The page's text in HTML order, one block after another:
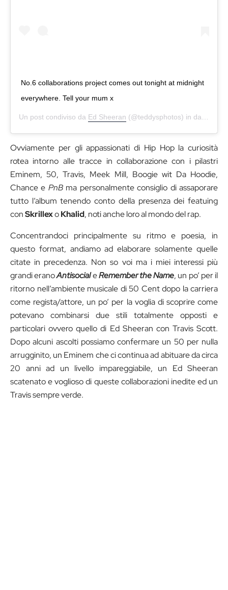
No.6 collaborations project comes out tonight at midnight
everywhere. Tell your mum x
Un post condiviso da Ed Sheeran (@teddysphotos) in data:
Ovviamente per gli appassionati di Hip Hop la curiosità
rotea intorno alle tracce in collaborazione con i pilastri
Eminem, 50, Travis, Meek Mill, Boogie wit Da Hoodie,
Chance e PnBma personalmente consiglio di assaporare
tutto l’album tenendo conto della presenza dei featuing
conSkrillexoKhalid, noti anche loro al mondo del rap.
Concentrandoci principalmente su ritmo e poesia, in
questo format, andiamo ad elaborare solamente quelle
citate in precedenza. Non so voi ma i miei interessi più
grandi eranoAntisocialeRemember the Name, un po’ per il
ritorno nell’ambiente musicale di 50 Cent dopo la carriera
come regista/attore, un po’ per la voglia di scoprire come
potevano combinarsi due stili totalmente opposti e
particolari ovvero quello di Ed Sheeran con Travis Scott.
Dopo alcuni ascolti possiamo confermare un 50 per nulla
arrugginito, un Eminem che ci continua ad abituare da circa
20 anni ad un livello impareggiabile, un Ed Sheeran
scatenato e voglioso di queste collaborazioni inedite ed un
Travis sempre verde.